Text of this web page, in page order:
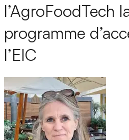
l’AgroFoodTech
programme
l’EIC